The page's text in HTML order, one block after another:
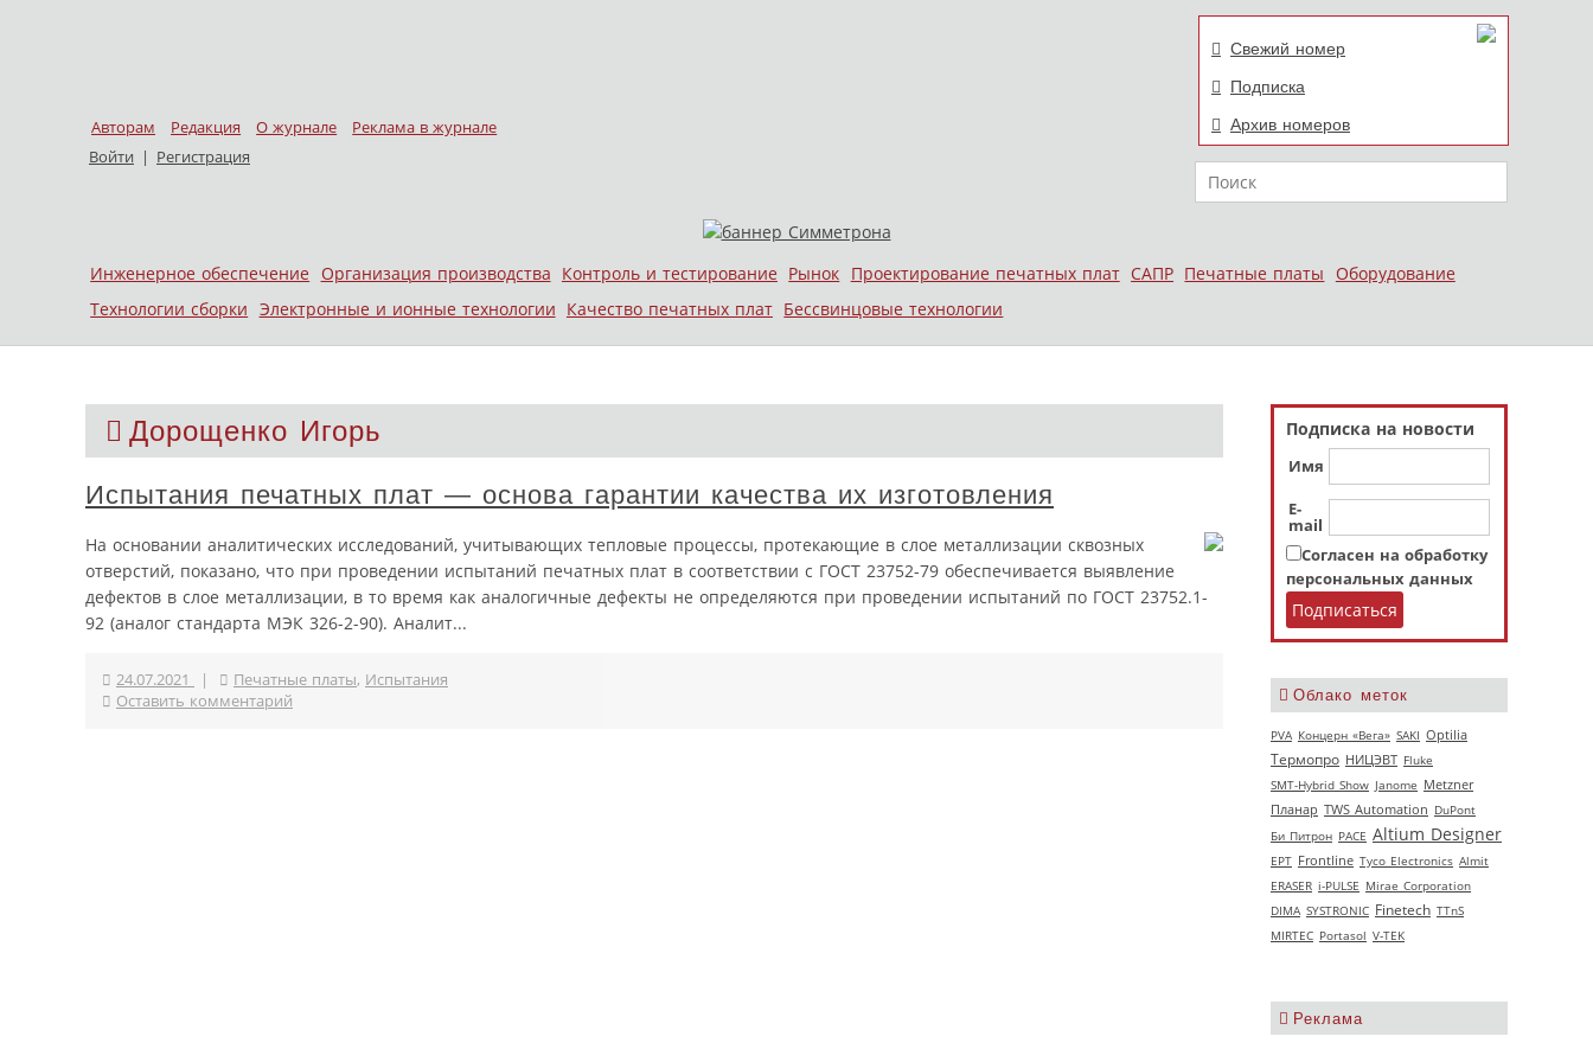
Авторам Редакция О журнале
Реклама в журнале
Войти | Регистрация
Свежий номер
Подписка
Архив номеров
Поиск
Меню
Skip to content
Инженерное обеспечение Организация производства Контроль и тестирование Рынок Проектирование печатных плат САПР Печатные платы
Оборудование
Технологии сборки Электронные и ионные технологии Качество печатных плат Бессвинцовые технологии
Подписка на новости
Имя
E-
mail
Согласен на обработку
персональных данных
Облако меток
PVA Концерн «Вега» SAKI Optilia
Термопро НИЦЭВТ Fluke
SMT-Hybrid Show Janome Metzner
Планар TWS Automation DuPont
Би Питрон РАСЕ Altium Designer
EPT Frontline Tyco Electronics Almit
ERASER i-PULSE Mirae Corporation
DIMA SYSTRONIC Finetech TTnS
MIRTEC Portasol V‑TEK
Реклама
Дорощенко Игорь
Испытания печатных плат — основа гарантии качества их изготовления
На основании аналитических исследований, учитывающих тепловые процессы, протекающие в слое металлизации сквозных
отверстий, показано, что при проведении испытаний печатных плат в соответствии с ГОСТ 23752-79 обеспечивается выявление
дефектов в слое металлизации, в то время как аналогичные дефекты не определяются при проведении испытаний по ГОСТ 23752.1-
92 (аналог стандарта МЭК 326-2-90). Аналит...
24.07.2021 | Печатные платы, Испытания
Оставить комментарий